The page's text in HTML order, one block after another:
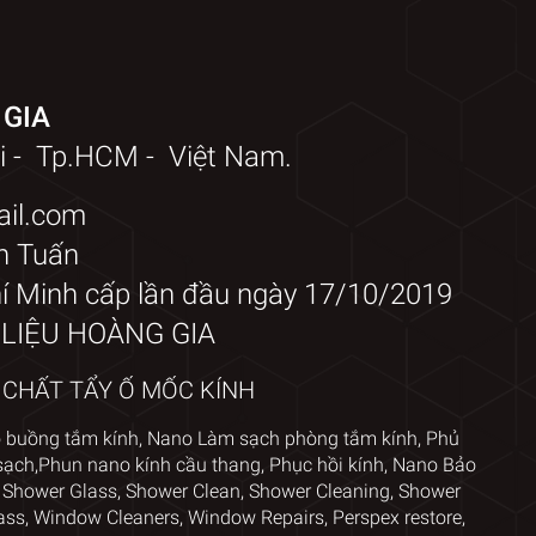
- Tp.HCM - Việt Nam.
Tuấn
Minh cấp lần đầu ngày 17/10/2019
HOÀNG GIA
TẨY Ố MỐC KÍNH
buồng tắm kính, Nano Làm sạch phòng tắm kính, Phủ
Phun nano kính cầu thang, Phục hồi kính, Nano Bảo
Glass, Shower Clean, Shower Cleaning, Shower
, Window Cleaners, Window Repairs, Perspex restore,